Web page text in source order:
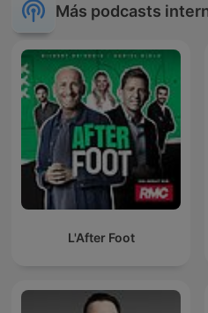
Más podcasts
L'After Foot